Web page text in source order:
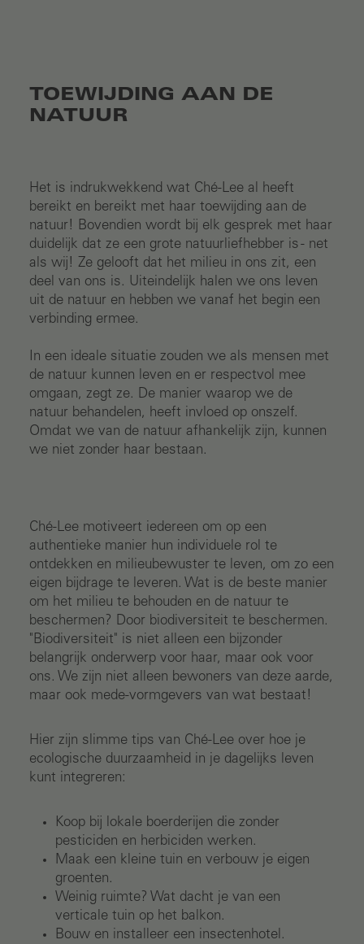
TOEWIJDING AAN DE
NATUUR
Het is indrukwekkend wat Ché-Lee al heeft
bereikt en bereikt met haar toewijding aan de
natuur! Bovendien wordt bij elk gesprek met haar
duidelijk dat ze een grote natuurliefhebber is - net
als wij! Ze gelooft dat het milieu in ons zit, een
deel van ons is. Uiteindelijk halen we ons leven
uit de natuur en hebben we vanaf het begin een
verbinding ermee.
In een ideale situatie zouden we als mensen met
de natuur kunnen leven en er respectvol mee
omgaan, zegt ze. De manier waarop we de
natuur behandelen, heeft invloed op onszelf.
Omdat we van de natuur afhankelijk zijn, kunnen
we niet zonder haar bestaan.
Ché-Lee motiveert iedereen om op een
authentieke manier hun individuele rol te
ontdekken en milieubewuster te leven, om zo een
eigen bijdrage te leveren. Wat is de beste manier
om het milieu te behouden en de natuur te
beschermen? Door biodiversiteit te beschermen.
"Biodiversiteit" is niet alleen een bijzonder
belangrijk onderwerp voor haar, maar ook voor
ons. We zijn niet alleen bewoners van deze aarde,
maar ook mede-vormgevers van wat bestaat!
Hier zijn slimme tips van Ché-Lee over hoe je
ecologische duurzaamheid in je dagelijks leven
kunt integreren:
Koop bij lokale boerderijen die zonder
pesticiden en herbiciden werken.
Maak een kleine tuin en verbouw je eigen
groenten.
Weinig ruimte? Wat dacht je van een
verticale tuin op het balkon.
Bouw en installeer een insectenhotel.